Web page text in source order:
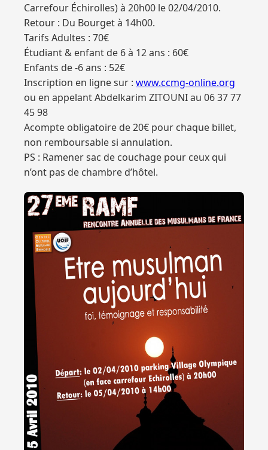
Carrefour Échirolles) à 20h00 le 02/04/2010.
Retour : Du Bourget à 14h00.
Tarifs Adultes : 70€
Étudiant & enfant de 6 à 12 ans : 60€
Enfants de -6 ans : 52€
Inscription en ligne sur : www.ccmg-online.org
ou en appelant Abdelkarim ZITOUNI au 06 37 77
45 98
Acompte obligatoire de 20€ pour chaque billet,
non remboursable si annulation.
PS : Ramener sac de couchage pour ceux qui
n’ont pas de chambre d’hôtel.